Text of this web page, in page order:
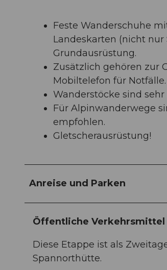
Feste Wanderschuhe
Landeskarten (nicht
Grundausrüstung.
Zusätzlich gehören zur
Mobiltelefon für
Wanderstöcke sind
Für Alpinwanderwege
empfohlen.
Gletscherausrüstung!
Anreise und Parken
Öffentliche Verkehrsmittel
Diese Etappe ist als
Spannorthütte.